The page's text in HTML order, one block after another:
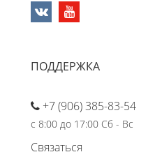
ПОДДЕРЖКА
+7 (906) 385-83-54
с 8:00 до 17:00 Сб - Вс
Связаться